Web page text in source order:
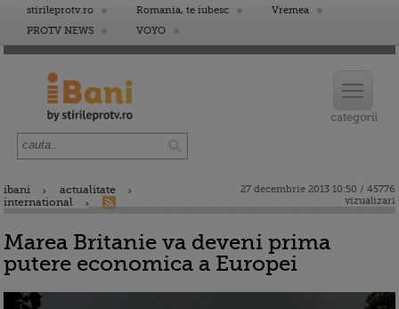
stirileprotv.ro Romania, te iubesc
Vremea
PROTV NEWS
VOYO
ibani
actualitate
international
27 decembrie 2013 10:50 / 45776
vizualizari
Marea Britanie va deveni prima
putere economica a Europei